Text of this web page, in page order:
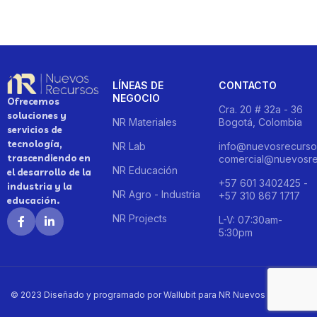
Ofrecemos
soluciones y
servicios de
tecnología,
trascendiendo en
el desarrollo de la
industria y la
educación.
LÍNEAS DE
NEGOCIO
NR Materiales
NR Lab
NR Educación
NR Agro - Industria
NR Projects
CONTACTO
Cra. 20 # 32a - 36
Bogotá, Colombia
+57 601 3402425 -
+57 310 867 1717
L-V: 07:30am-
5:30pm
© 2023 Diseñado y programado por Wallubit para NR Nuevos Recursos